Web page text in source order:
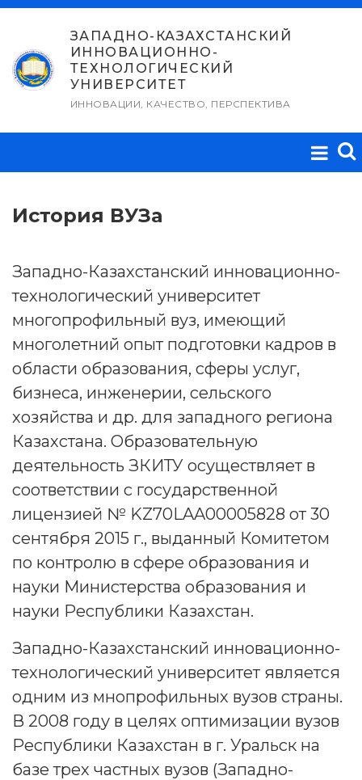
Перейти
содержимому
ЗАПАДНО-КАЗАХСТАНСКИЙ
ИННОВАЦИОННО-
ТЕХНОЛОГИЧЕСКИЙ
УНИВЕРСИТЕТ
ИННОВАЦИИ, КАЧЕСТВО, ПЕРСПЕКТИВА
История ВУЗа
Западно-Казахстанский инновационно-
технологический университет
многопрофильный вуз, имеющий
многолетний опыт подготовки кадров в
области образования, сферы услуг,
бизнеса, инженерии, сельского
хозяйства и др. для западного региона
Казахстана. Образовательную
деятельность ЗКИТУ осуществляет в
соответствии с государственной
лицензией № KZ70LAA00005828 от 30
сентября 2015 г., выданный Комитетом
по контролю в сфере образования и
науки Министерства образования и
науки Республики Казахстан.
Западно-Казахстанский инновационно-
технологический университет является
одним из мнопрофильных вузов страны.
В 2008 году в целях оптимизации вузов
Республики Казахстан в г. Уральск на
базе трех частных вузов (Западно-